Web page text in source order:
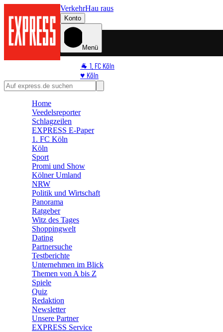
VerkehrHau raus
Konto
Menü
🐐 1. FC Köln
♥️ Köln
⭐ Promi
🛒 Shoppingwelt
Home
Veedelsreporter
Schlagzeilen
EXPRESS E-Paper
1. FC Köln
Köln
Sport
Promi und Show
Kölner Umland
NRW
Politik und Wirtschaft
Panorama
Ratgeber
Witz des Tages
Shoppingwelt
Dating
Partnersuche
Testberichte
Unternehmen im Blick
Themen von A bis Z
Spiele
Quiz
Redaktion
Newsletter
Unsere Partner
EXPRESS Service